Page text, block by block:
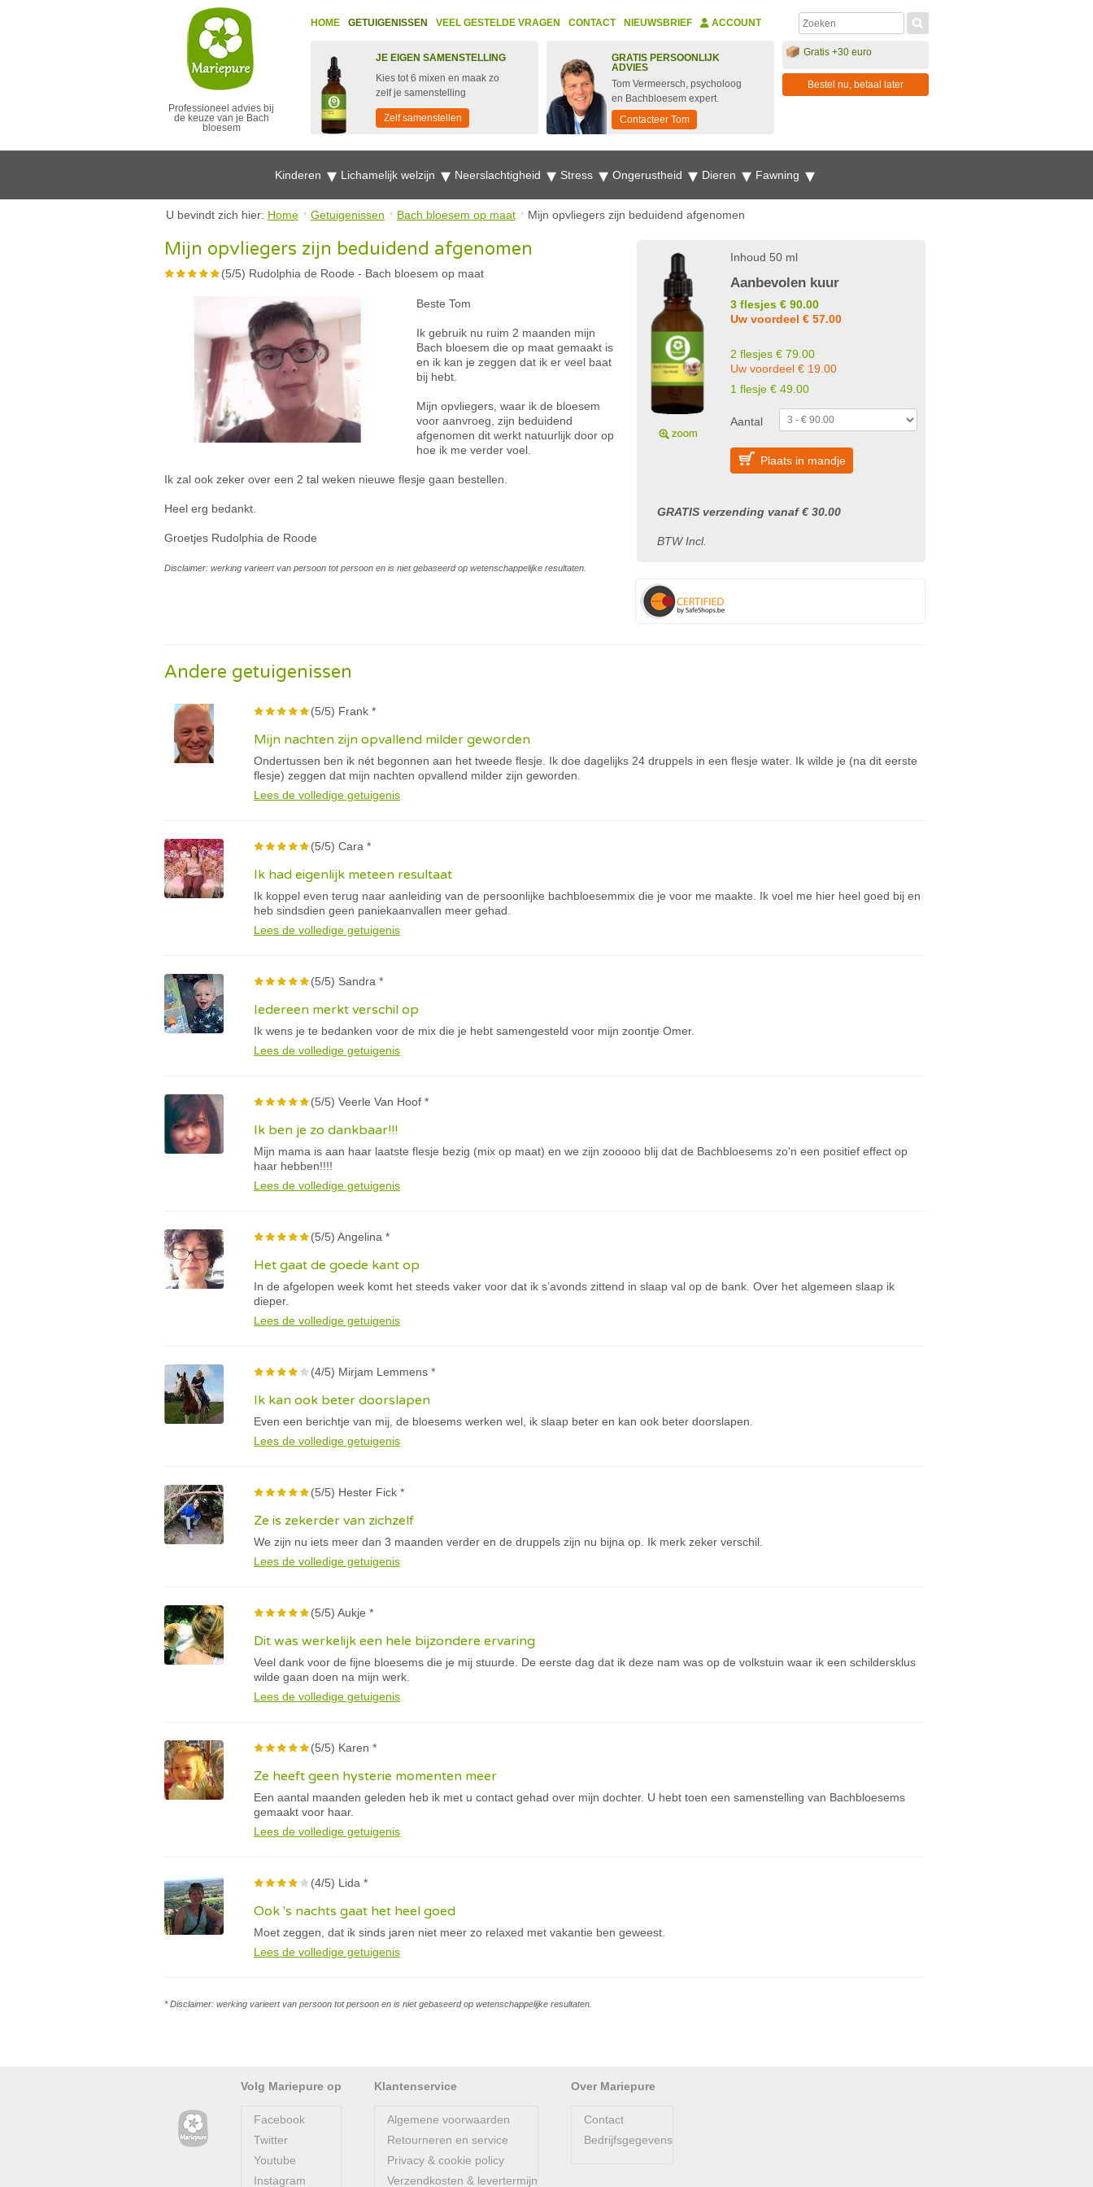
Professioneel advies bij
de keuze van je Bach
bloesem
HOME GETUIGENISSEN VEEL GESTELDE VRAGEN CONTACT NIEUWSBRIEF ACCOUNT
JE EIGEN SAMENSTELLING
Kies tot 6 mixen en maak zo
zelf je samenstelling
Zelf samenstellen
GRATIS PERSOONLIJK
ADVIES
Tom Vermeersch, psycholoog
en Bachbloesem expert.
Contacteer Tom
Gratis +30 euro
Bestel nu, betaal later
Kinderen Lichamelijk welzijn Neerslachtigheid Stress Ongerustheid Dieren Fawning
U bevindt zich hier: Home Getuigenissen Bach bloesem op maat Mijn opvliegers zijn beduidend afgenomen
Mijn opvliegers zijn beduidend afgenomen
(5/5) Rudolphia de Roode - Bach bloesem op maat
Beste Tom
Ik gebruik nu ruim 2 maanden mijn
Bach bloesem die op maat gemaakt is
en ik kan je zeggen dat ik er veel baat
bij hebt.
Mijn opvliegers, waar ik de bloesem
voor aanvroeg, zijn beduidend
afgenomen dit werkt natuurlijk door op
hoe ik me verder voel.
Ik zal ook zeker over een 2 tal weken nieuwe flesje gaan bestellen.
Heel erg bedankt.
Groetjes Rudolphia de Roode
Disclaimer: werking varieert van persoon tot persoon en is niet gebaseerd op wetenschappelijke resultaten.
Inhoud 50 ml
Aanbevolen kuur
3 flesjes € 90.00
Uw voordeel € 57.00
2 flesjes € 79.00
Uw voordeel € 19.00
1 flesje € 49.00
Aantal
Plaats in mandje
GRATIS verzending vanaf € 30.00
BTW Incl.
Andere getuigenissen
(5/5) Frank *
Mijn nachten zijn opvallend milder geworden
Ondertussen ben ik nét begonnen aan het tweede flesje. Ik doe dagelijks 24 druppels in een flesje water. Ik wilde je (na dit eerste
flesje) zeggen dat mijn nachten opvallend milder zijn geworden.
Lees de volledige getuigenis
(5/5) Cara *
Ik had eigenlijk meteen resultaat
Ik koppel even terug naar aanleiding van de persoonlijke bachbloesemmix die je voor me maakte. Ik voel me hier heel goed bij en
heb sindsdien geen paniekaanvallen meer gehad.
Lees de volledige getuigenis
(5/5) Sandra *
Iedereen merkt verschil op
Ik wens je te bedanken voor de mix die je hebt samengesteld voor mijn zoontje Omer.
Lees de volledige getuigenis
(5/5) Veerle Van Hoof *
Ik ben je zo dankbaar!!!
Mijn mama is aan haar laatste flesje bezig (mix op maat) en we zijn zooooo blij dat de Bachbloesems zo'n een positief effect op
haar hebben!!!!
Lees de volledige getuigenis
(5/5) Angelina *
Het gaat de goede kant op
In de afgelopen week komt het steeds vaker voor dat ik s’avonds zittend in slaap val op de bank. Over het algemeen slaap ik
dieper.
Lees de volledige getuigenis
(4/5) Mirjam Lemmens *
Ik kan ook beter doorslapen
Even een berichtje van mij, de bloesems werken wel, ik slaap beter en kan ook beter doorslapen.
Lees de volledige getuigenis
(5/5) Hester Fick *
Ze is zekerder van zichzelf
We zijn nu iets meer dan 3 maanden verder en de druppels zijn nu bijna op. Ik merk zeker verschil.
Lees de volledige getuigenis
(5/5) Aukje *
Dit was werkelijk een hele bijzondere ervaring
Veel dank voor de fijne bloesems die je mij stuurde. De eerste dag dat ik deze nam was op de volkstuin waar ik een schildersklus
wilde gaan doen na mijn werk.
Lees de volledige getuigenis
(5/5) Karen *
Ze heeft geen hysterie momenten meer
Een aantal maanden geleden heb ik met u contact gehad over mijn dochter. U hebt toen een samenstelling van Bachbloesems
gemaakt voor haar.
Lees de volledige getuigenis
(4/5) Lida *
Ook 's nachts gaat het heel goed
Moet zeggen, dat ik sinds jaren niet meer zo relaxed met vakantie ben geweest.
Lees de volledige getuigenis
* Disclaimer: werking varieert van persoon tot persoon en is niet gebaseerd op wetenschappelijke resultaten.
Volg Mariepure op
Facebook
Twitter
Youtube
Instagram
Klantenservice
Algemene voorwaarden
Retourneren en service
Privacy & cookie policy
Verzendkosten & levertermijn
Over Mariepure
Contact
Bedrijfsgegevens